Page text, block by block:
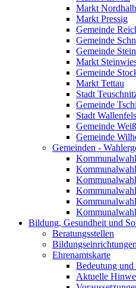
Markt
Markt Pressig
Gemeinde
Gemeinde
Gemeinde
Markt
Gemeinde
Markt Tettau
Stadt
Gemeinde
Stadt Wallenfels
Gemeinde
Gemeinde
Gemeinden -
Bildung, Gesundheit und
Beratungsstellen
Bildungseinrichtungen
Ehrenamtskarte
Bedeutung
Aktuelle